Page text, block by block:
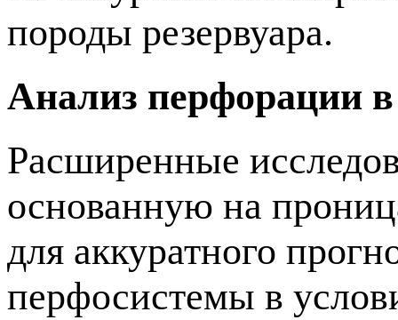
породы резервуара.
Анализ перфорации
Расширенные
основанную на
для аккуратного
перфосистемы в